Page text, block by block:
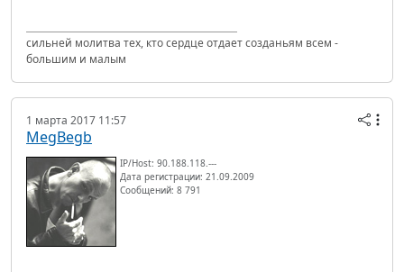
сильней молитва тех, кто сердце отдает созданьям всем -
большим и малым
1 марта 2017 11:57
MegBegb
IP/Host: 90.188.118.---
Дата регистрации: 21.09.2009
Сообщений: 8 791